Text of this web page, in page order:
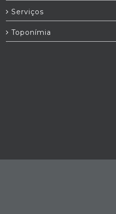
Serviços
Toponímia